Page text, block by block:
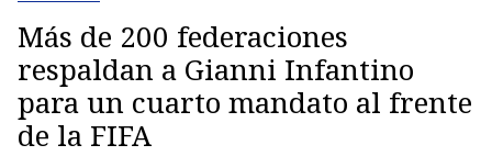
Más de 200 federaciones
respaldan a Gianni Infantino
para un cuarto mandato al frente
de la FIFA